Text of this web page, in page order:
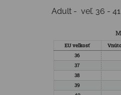
Adult - veľ. 36 - 41